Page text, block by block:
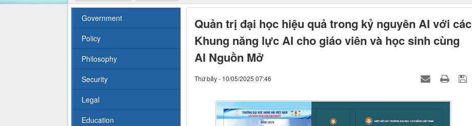
Quản trị đại học hiệu quả trong kỷ nguyên AI với các
Khung năng lực AI cho giáo viên và học sinh cùng
AI Nguồn Mở
Thứ bảy - 10/05/2025 07:46
Government
Policy
Philosophy
Security
Legal
Education